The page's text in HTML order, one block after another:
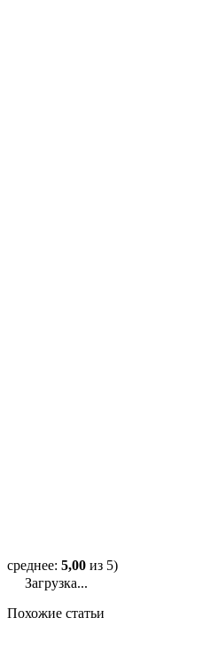
среднее: 5,00 из 5)
Загрузка...
Похожие статьи